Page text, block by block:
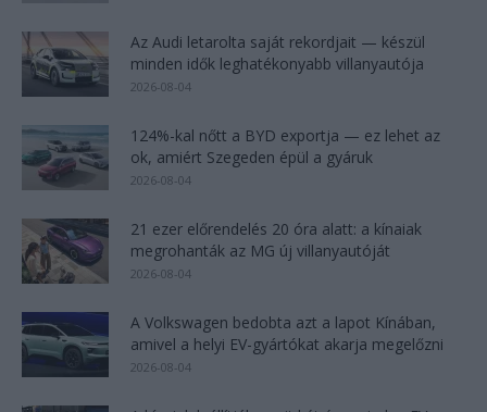
Az Audi letarolta saját rekordjait — készül
minden idők leghatékonyabb villanyautója
2026-08-04
124%-kal nőtt a BYD exportja — ez lehet az
ok, amiért Szegeden épül a gyáruk
2026-08-04
21 ezer előrendelés 20 óra alatt: a kínaiak
megrohanták az MG új villanyautóját
2026-08-04
A Volkswagen bedobta azt a lapot Kínában,
amivel a helyi EV-gyártókat akarja megelőzni
2026-08-04